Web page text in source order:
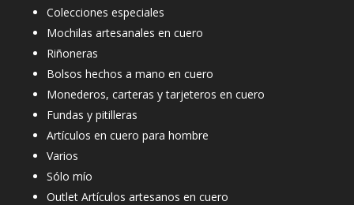
Colecciones especiales
Mochilas artesanales en cuero
Riñoneras
Bolsos hechos a mano en cuero
Monederos, carteras y tarjeteros en cuero
Fundas y pitilleras
Artículos en cuero para hombre
Varios
Sólo mío
Outlet Artículos artesanos en cuero